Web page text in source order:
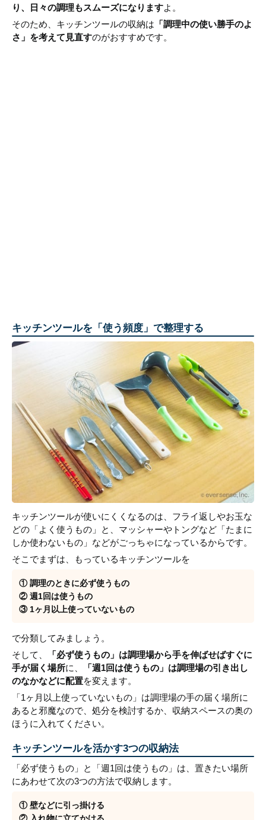
り、日々の調理もスムーズになりますよ。
そのため、キッチンツールの収納は 「調理中の使い勝手のよ
さ」を考えて見直すのがおすすめです。
キッチンツールを「使う頻度」で整理する
キッチンツールが使いにくくなるのは、フライ返しやお玉な
どの「よく使うもの」と、マッシャーやトングなど「たまに
しか使わないもの」などがごっちゃになっているからです。
そこでまずは、もっているキッチンツールを
① 調理のときに必ず使うもの
② 週1回は使うもの
③ 1ヶ月以上使っていないもの
で分類してみましょう。
そして、
「必ず使うもの」は調理場から手を伸ばせばすぐに
手が届く場所に、
「週1回は使うもの」は調理場の引き出し
のなかなどに配置を変えます。
「1ヶ月以上使っていないもの」は調理場の手の届く場所に
あると邪魔なので、処分を検討するか、収納スペースの奥の
ほうに入れてください。
キッチンツールを活かす3つの収納法
「必ず使うもの」と「週1回は使うもの」は、置きたい場所
にあわせて次の3つの方法で収納します。
① 壁などに引っ掛ける